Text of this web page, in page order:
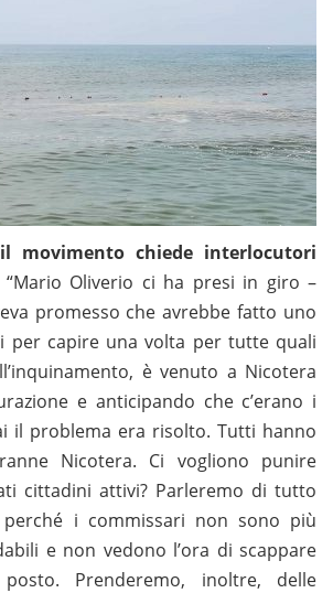
movimento chiede interlocutori
“Mario Oliverio ci ha presi in giro –
promesso che avrebbe fatto uno
per capire una volta per tutte quali
è venuto a Nicotera
e anticipando che c’erano i
il problema era risolto. Tutti hanno
Nicotera. Ci vogliono punire
cittadini attivi? Parleremo di tutto
i commissari non sono più
e non vedono l’ora di scappare
Prenderemo, inoltre, delle